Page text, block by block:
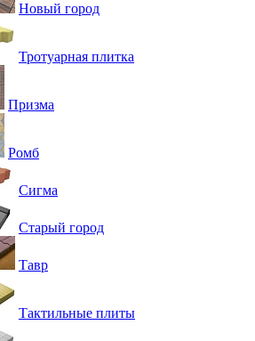
Новый город
Тротуарная плитка
Призма
Ромб
Сигма
Старый город
Тавр
Тактильные плиты